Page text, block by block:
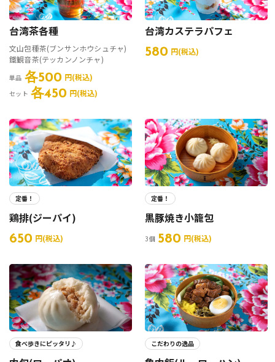
台湾茶各種
文山包種茶(ブンサンホウシュチャ)
鐵観音茶(テッカンノンチャ)
単品 各500 円(税込)
セット 各450 円(税込)
台湾カステラパフェ
580 円(税込)
定番！
鶏排(ジーパイ)
650 円(税込)
定番！
黒豚焼き小籠包
3個 580 円(税込)
食べ歩きにピッタリ♪ こだわりの逸品